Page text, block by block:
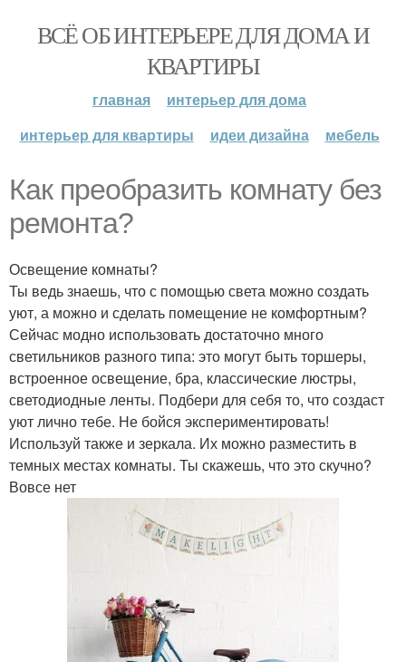
ВСЁ ОБ ИНТЕРЬЕРЕ ДЛЯ ДОМА И
КВАРТИРЫ
главная
интерьер для дома
интерьер для квартиры
идеи дизайна мебель
Как преобразить комнату без
ремонта?
Освещение комнаты?
Ты ведь знаешь, что с помощью света можно создать
уют, а можно и сделать помещение не комфортным?
Сейчас модно использовать достаточно много
светильников разного типа: это могут быть торшеры,
встроенное освещение, бра, классические люстры,
светодиодные ленты. Подбери для себя то, что создаст
уют лично тебе. Не бойся экспериментировать!
Используй также и зеркала. Их можно разместить в
темных местах комнаты. Ты скажешь, что это скучно?
Вовсе нет